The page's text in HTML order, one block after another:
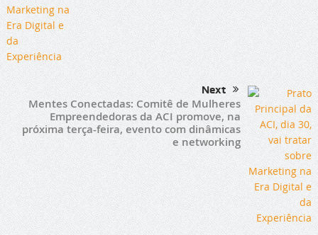
Next
Mentes Conectadas: Comitê de Mulheres
Empreendedoras da ACI promove, na
próxima terça-feira, evento com dinâmicas
e networking